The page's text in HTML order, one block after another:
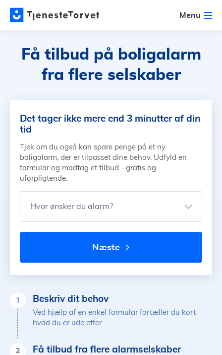
Menu
Få tilbud på boligalarm
fra flere selskaber
Det tager ikke mere end 3 minutter af din
tid
Tjek om du også kan spare penge på et ny
boligalarm, der er tilpasset dine behov. Udfyld en
formular og modtag et tilbud - gratis og
uforpligtende.
Hvor ønsker du alarm?
næste
1 Beskriv dit behov
Ved hjælp af en enkel formular fortæller du kort
hvad du er ude efter
2 Få tilbud fra flere alarmselskaber